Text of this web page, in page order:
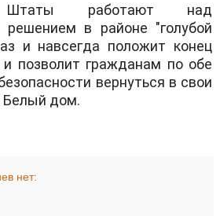
Штаты работают над
решением в районе "голубой
и навсегда положит конец
позволит гражданам по обе
вернуться в свои
Белый дом.
нет: